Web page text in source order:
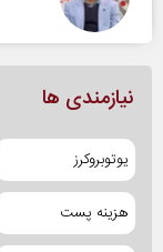
نیازمندی ها
یوتوبروکرز
هزینه پست